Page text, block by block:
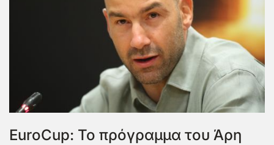
ΕuroCup: Το πρόγραμμα του Άρη